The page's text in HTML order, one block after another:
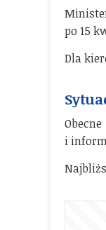
po 15
Dla
i